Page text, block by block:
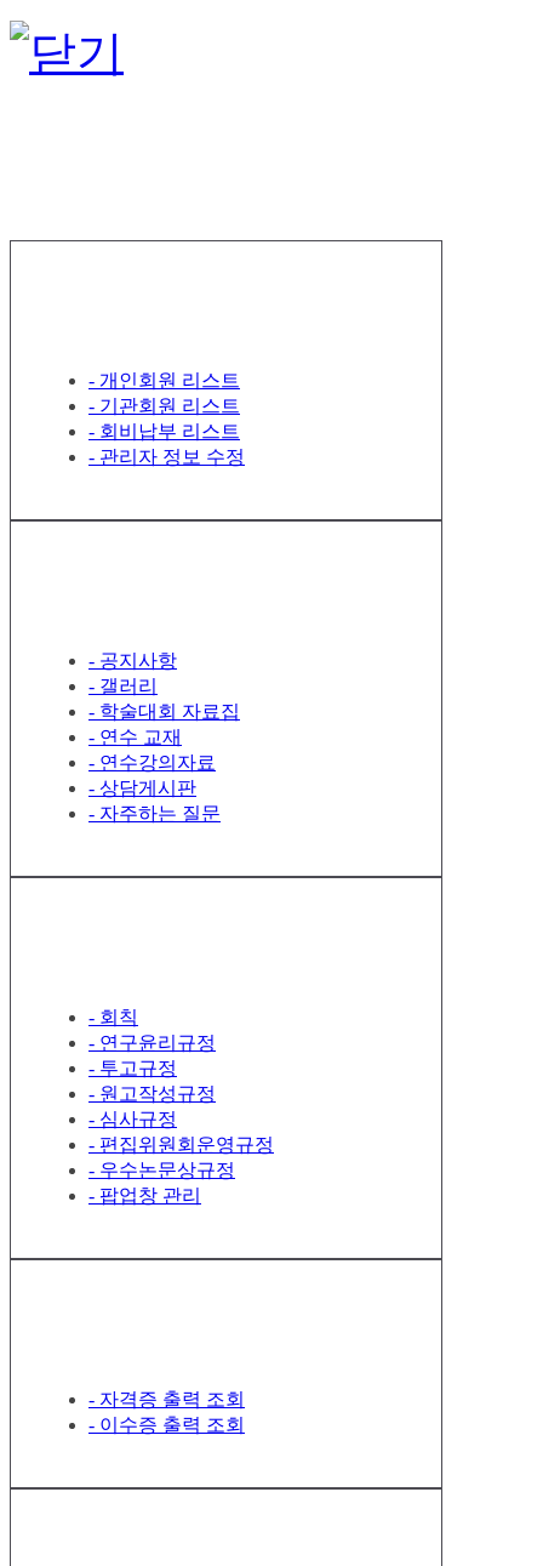
- 개인회원 리스트
- 기관회원 리스트
- 회비납부 리스트
- 관리자 정보 수정
- 공지사항
- 갤러리
- 학술대회 자료집
- 연수 교재
- 연수강의자료
- 상담게시판
- 자주하는 질문
- 회칙
- 연구윤리규정
- 투고규정
- 원고작성규정
- 심사규정
- 편집위원회운영규정
- 우수논문상규정
- 팝업창 관리
- 자격증 출력 조회
- 이수증 출력 조회